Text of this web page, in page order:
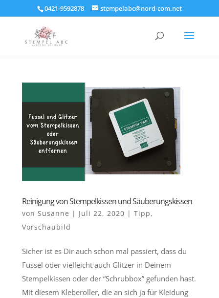
0421-9592878 stempelabc@nord-com.net
Reinigung von Stempelkissen und Säuberungskissen
von Susanne | Juli 22, 2020 | Tipp,
Vorschaubild
Sicher ist es Dir auch schon mal passiert, dass du
Fussel oder vielleicht auch Glitzer in Deinem
Stempelkissen oder der “Schrubbox” gefunden hast.
Mit diesem Kleberoller, die an sich ja für Kleidung